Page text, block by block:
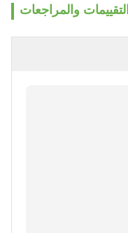
التقييمات والمراجعات